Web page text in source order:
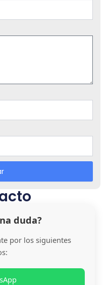
duda?
por los siguientes